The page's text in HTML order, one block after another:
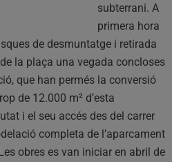
subterrani. A
primera hora
de desmuntatge i retirada
la plaça una vegada concloses
que han permés la conversió
de 12.000 m² d’esta
i el seu accés des del carrer
completa de l’aparcament
obres es van iniciar en abril de